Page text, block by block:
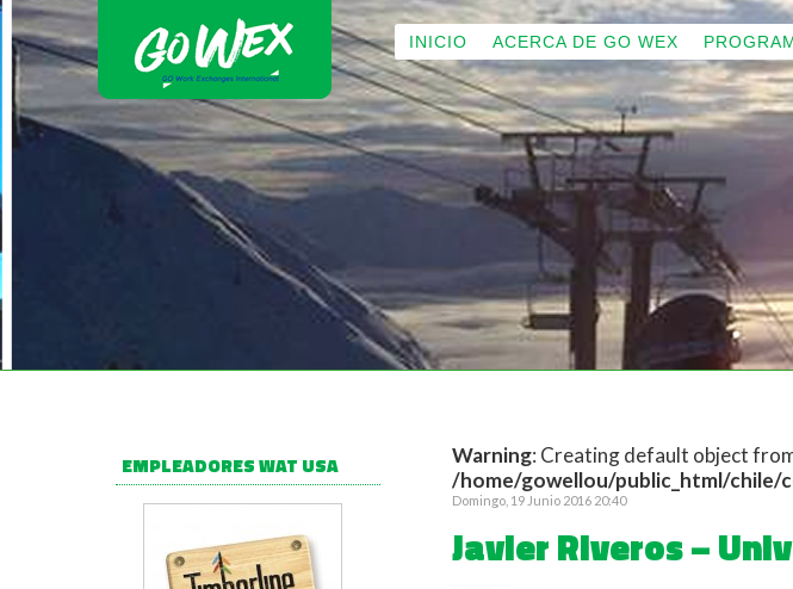
INICIO ACERCA DE GO WEX
EMPLEADORES WAT USA Warning: Creating default object
/home/gowellou/public_html/chile/
Domingo, 19 Junio 2016 20:40
Javier Riveros –